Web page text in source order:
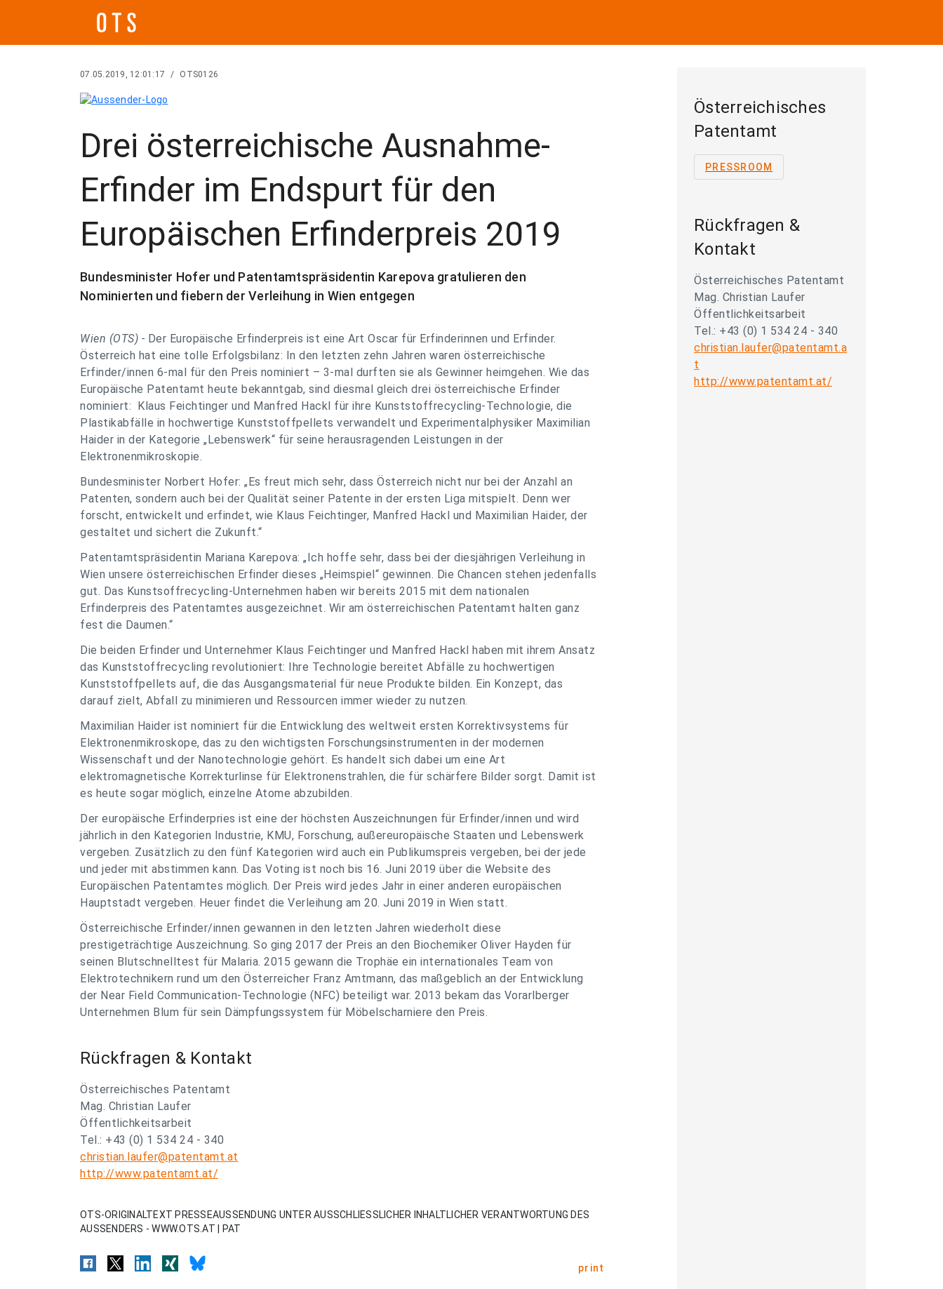
07.05.2019, 12:01:17 / OTS0126
Drei österreichische Ausnahme-
Erfinder im Endspurt für den
Europäischen Erfinderpreis 2019
Bundesminister Hofer und Patentamtspräsidentin Karepova gratulieren den
Nominierten und fiebern der Verleihung in Wien entgegen
Wien (OTS) - Der Europäische Erfinderpreis ist eine Art Oscar für Erfinderinnen und Erfinder.
Österreich hat eine tolle Erfolgsbilanz: In den letzten zehn Jahren waren österreichische
Erfinder/innen 6-mal für den Preis nominiert – 3-mal durften sie als Gewinner heimgehen. Wie das
Europäische Patentamt heute bekanntgab, sind diesmal gleich drei österreichische Erfinder
nominiert: Klaus Feichtinger und Manfred Hackl für ihre Kunststoffrecycling-Technologie, die
Plastikabfälle in hochwertige Kunststoffpellets verwandelt und Experimentalphysiker Maximilian
Haider in der Kategorie „Lebenswerk“ für seine herausragenden Leistungen in der
Elektronenmikroskopie.
Bundesminister Norbert Hofer: „Es freut mich sehr, dass Österreich nicht nur bei der Anzahl an
Patenten, sondern auch bei der Qualität seiner Patente in der ersten Liga mitspielt. Denn wer
forscht, entwickelt und erfindet, wie Klaus Feichtinger, Manfred Hackl und Maximilian Haider, der
gestaltet und sichert die Zukunft.“
Patentamtspräsidentin Mariana Karepova: „Ich hoffe sehr, dass bei der diesjährigen Verleihung in
Wien unsere österreichischen Erfinder dieses „Heimspiel“ gewinnen. Die Chancen stehen jedenfalls
gut. Das Kunstsoffrecycling-Unternehmen haben wir bereits 2015 mit dem nationalen
Erfinderpreis des Patentamtes ausgezeichnet. Wir am österreichischen Patentamt halten ganz
fest die Daumen.“
Die beiden Erfinder und Unternehmer Klaus Feichtinger und Manfred Hackl haben mit ihrem Ansatz
das Kunststoffrecycling revolutioniert: Ihre Technologie bereitet Abfälle zu hochwertigen
Kunststoffpellets auf, die das Ausgangsmaterial für neue Produkte bilden. Ein Konzept, das
darauf zielt, Abfall zu minimieren und Ressourcen immer wieder zu nutzen.
Maximilian Haider ist nominiert für die Entwicklung des weltweit ersten Korrektivsystems für
Elektronenmikroskope, das zu den wichtigsten Forschungsinstrumenten in der modernen
Wissenschaft und der Nanotechnologie gehört. Es handelt sich dabei um eine Art
elektromagnetische Korrekturlinse für Elektronenstrahlen, die für schärfere Bilder sorgt. Damit ist
es heute sogar möglich, einzelne Atome abzubilden.
Der europäische Erfinderpries ist eine der höchsten Auszeichnungen für Erfinder/innen und wird
jährlich in den Kategorien Industrie, KMU, Forschung, außereuropäische Staaten und Lebenswerk
vergeben. Zusätzlich zu den fünf Kategorien wird auch ein Publikumspreis vergeben, bei der jede
und jeder mit abstimmen kann. Das Voting ist noch bis 16. Juni 2019 über die Website des
Europäischen Patentamtes möglich. Der Preis wird jedes Jahr in einer anderen europäischen
Hauptstadt vergeben. Heuer findet die Verleihung am 20. Juni 2019 in Wien statt.
Österreichische Erfinder/innen gewannen in den letzten Jahren wiederholt diese
prestigeträchtige Auszeichnung. So ging 2017 der Preis an den Biochemiker Oliver Hayden für
seinen Blutschnelltest für Malaria. 2015 gewann die Trophäe ein internationales Team von
Elektrotechnikern rund um den Österreicher Franz Amtmann, das maßgeblich an der Entwicklung
der Near Field Communication-Technologie (NFC) beteiligt war. 2013 bekam das Vorarlberger
Unternehmen Blum für sein Dämpfungssystem für Möbelscharniere den Preis.
Rückfragen & Kontakt
Österreichisches Patentamt
Mag. Christian Laufer
Öffentlichkeitsarbeit
Tel.: +43 (0) 1 534 24 - 340
christian.laufer@patentamt.at
http://www.patentamt.at/
OTS-ORIGINALTEXT PRESSEAUSSENDUNG UNTER AUSSCHLIESSLICHER INHALTLICHER VERANTWORTUNG DES
AUSSENDERS - WWW.OTS.AT | PAT
print
Österreichisches
Patentamt
PRESSROOM
Rückfragen &
Kontakt
Österreichisches Patentamt
Mag. Christian Laufer
Öffentlichkeitsarbeit
Tel.: +43 (0) 1 534 24 - 340
christian.laufer@patentamt.a
t
http://www.patentamt.at/